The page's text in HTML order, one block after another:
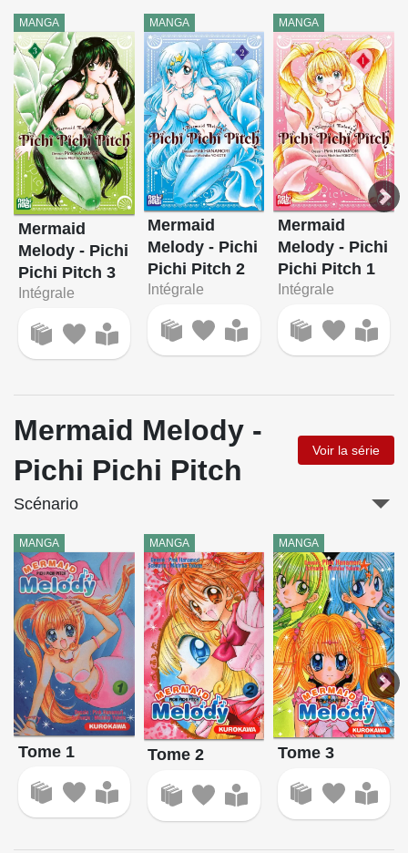
MANGA
Mermaid
Melody - Pichi
Pichi Pitch 3
Intégrale
MANGA
Mermaid
Melody - Pichi
Pichi Pitch 2
Intégrale
MANGA
Mermaid
Melody - Pichi
Pichi Pitch 1
Intégrale
Mermaid Melody -
Pichi Pichi Pitch
Voir la série
Scénario
MANGA
Tome 1
MANGA
Tome 2
MANGA
Tome 3